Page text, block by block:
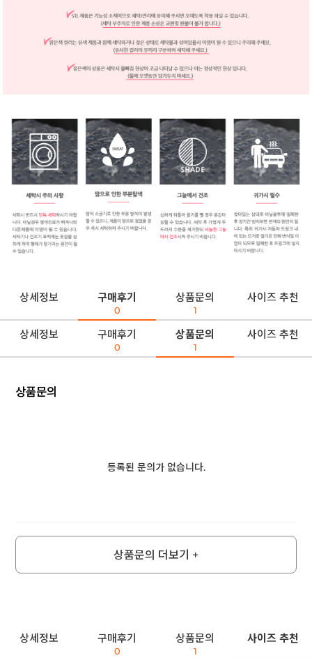
상세정보 구매후기
0
상품문의
1
사이즈 추천
상세정보 구매후기
0
상품문의
1
사이즈 추천
상품문의
등록된 문의가 없습니다.
상품문의 더보기 +
상세정보 구매후기
0
상품문의
1
사이즈 추천